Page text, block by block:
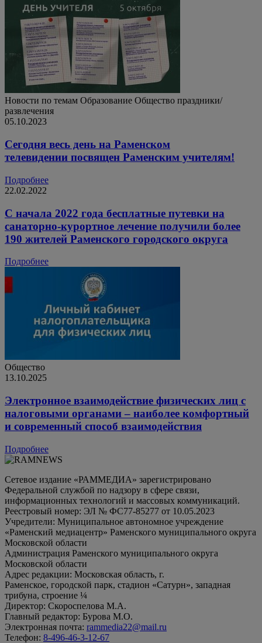
Новости по темам Образование Общество праздники/
развлечения
05.10.2023
Сегодня весь день на Раменском
телевидении посвящен Раменским учителям!
Подробнее
22.02.2022
С начала 2022 года бесплатные путевки на
санаторно-курортное лечение получили более
190 жителей Раменского городского округа
Подробнее
Общество
13.10.2025
Электронное взаимодействие физических лиц с
налоговыми органами – наиболее комфортный
и современный способ взаимодействия
Подробнее
Сетевое издание «РАММЕДИА» зарегистрировано
Федеральной службой по надзору в сфере связи,
информационных технологий и массовых коммуникаций.
Реестровый номер: ЭЛ № ФС77-85277 от 10.05.2023
Учредители: Муниципальное автономное учреждение
«Раменский медиацентр» Раменского муниципального округа
Московской области
Администрация Раменского муниципального округа
Московской области
Адрес редакции: Московская область, г.
Раменское, городской парк, стадион «Сатурн», западная
трибуна, строение ¼
Директор: Скороспелова М.А.
Главный редактор: Бурова М.О.
Электронная почта: rammedia22@mail.ru
Телефон: 8-496-46-3-12-67